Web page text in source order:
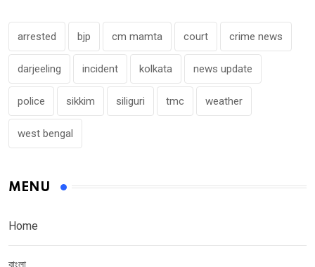
arrested bjp cm mamta court crime news
darjeeling incident kolkata news update
police sikkim siliguri tmc weather
west bengal
MENU
Home
বাংলা